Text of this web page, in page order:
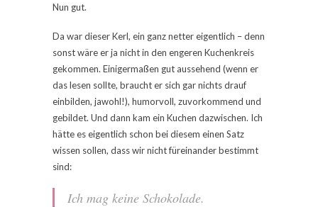
Nun gut.
Da war dieser Kerl, ein ganz netter eigentlich – denn
sonst wäre er ja nicht in den engeren Kuchenkreis
gekommen. Einigermaßen gut aussehend (wenn er
das lesen sollte, braucht er sich gar nichts drauf
einbilden, jawohl!), humorvoll, zuvorkommend und
gebildet. Und dann kam ein Kuchen dazwischen. Ich
hätte es eigentlich schon bei diesem einen Satz
wissen sollen, dass wir nicht füreinander bestimmt
sind:
Ich mag keine Schokolade.